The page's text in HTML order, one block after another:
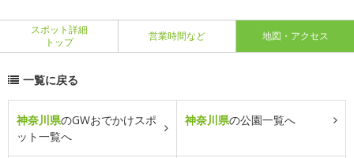
スポット詳細
トップ
営業時間など 地図・アクセス
一覧に戻る
神奈川県のGWおでかけスポ
ット一覧へ
神奈川県の公園一覧へ